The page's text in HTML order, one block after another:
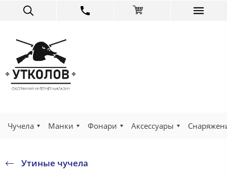
Чучела Манки Фонари Аксессуары
Утиные чучела